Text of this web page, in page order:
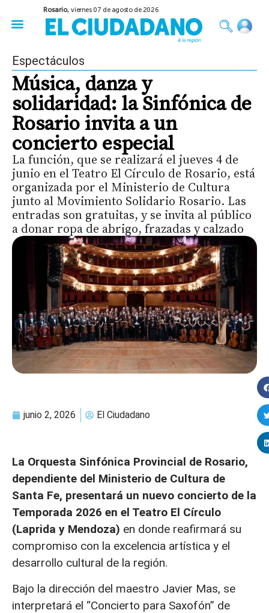
Rosario,viernes 07 de agosto de 2026
Espectáculos
Música, danza y
solidaridad: la Sinfónica de
Rosario invita a un
concierto especial
La función, que se realizará el jueves 4 de
junio en el Teatro El Círculo de Rosario, está
organizada por el Ministerio de Cultura
junto al Movimiento Solidario Rosario. Las
entradas son gratuitas, y se invita al público
a donar ropa de abrigo, frazadas y calzado
junio 2, 2026 El Ciudadano
La Orquesta Sinfónica Provincial de Rosario,
dependiente del Ministerio de Cultura de
Santa Fe, presentará un nuevo concierto de la
Temporada 2026 en el Teatro El Círculo
(Laprida y Mendoza) en donde reafirmará su
compromiso con la excelencia artística y el
desarrollo cultural de la región.
Bajo la dirección del maestro Javier Mas, se
interpretará el “Concierto para Saxofón” de